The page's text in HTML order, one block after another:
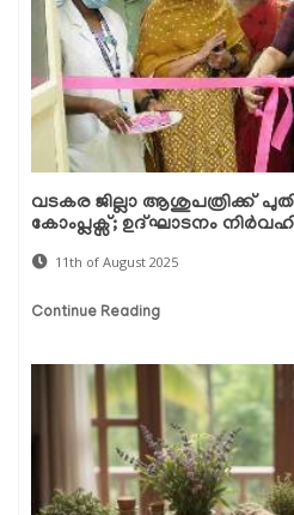
വടകര ജില്ലാ ആശുപത്രിക്ക്
കോംപ്ലക്സ്; ഉദ്ഘാടനം
11th of August 2025
Continue Reading